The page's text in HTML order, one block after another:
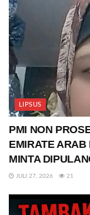
LIPSUS
PMI NON
EMIRATE
MINTA
JULI 27, 2026 21